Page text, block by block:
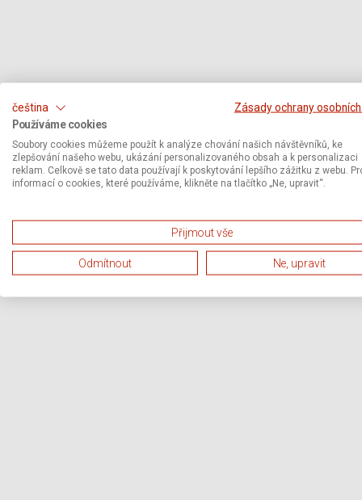
čeština
Zásady ochrany
Používáme cookies
Soubory cookies můžeme použít k analýze chování našich návštěvníků, ke
zlepšování našeho webu, ukázání personalizovaného obsah a k personalizaci
reklam. Celkově se tato data používají k poskytování lepšího zážitku z webu.
informací o cookies, které používáme, klikněte na tlačítko „Ne, upravit“.
Přijmout vše
Odmítnout Ne, upravit